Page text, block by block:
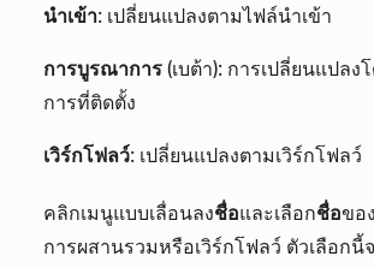
นำเข้า: เปลี่ยนแปลงตามไฟล์นำเข้า
การบูรณาการ (เบต้า): การเปลี่ยนแปล
การที่ติดตั้ง
เวิร์กโฟลว์: เปลี่ยนแปลงตามเวิร์กโฟลว์
คลิกเมนูแบบเลื่อนลงชื่อและเลือกชื่อขอ
การผสานรวมหรือเวิร์กโฟลว์ ตัวเลือก